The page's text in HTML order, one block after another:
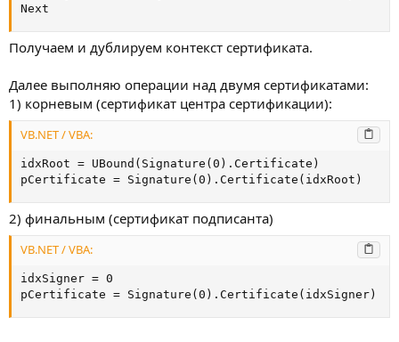
Next
Получаем и дублируем контекст сертификата.
Далее выполняю операции над двумя сертификатами:
1) корневым (сертификат центра сертификации):
VB.NET / VBA:
idxRoot = UBound(Signature(0).Certificate)
pCertificate = Signature(0).Certificate(idxRoot)
2) финальным (сертификат подписанта)
VB.NET / VBA:
idxSigner = 0
pCertificate = Signature(0).Certificate(idxSigner)